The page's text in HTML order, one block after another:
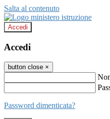
Salta al contenuto
Accedi
Accedi
button close ×
Password dimenticata?